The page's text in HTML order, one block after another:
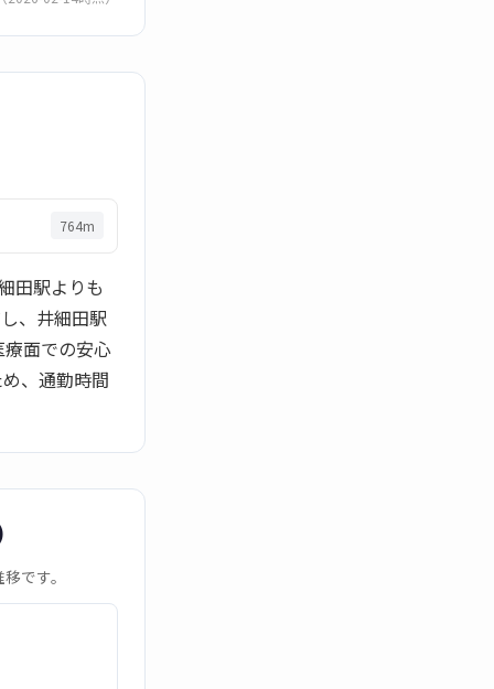
764m
田駅よりも
、井細田駅
面での安心
、通勤時間
です。